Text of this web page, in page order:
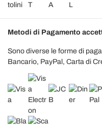
Metodi di Pagamento
Sono diverse le forme di
Bancario, PayPal, Carta di